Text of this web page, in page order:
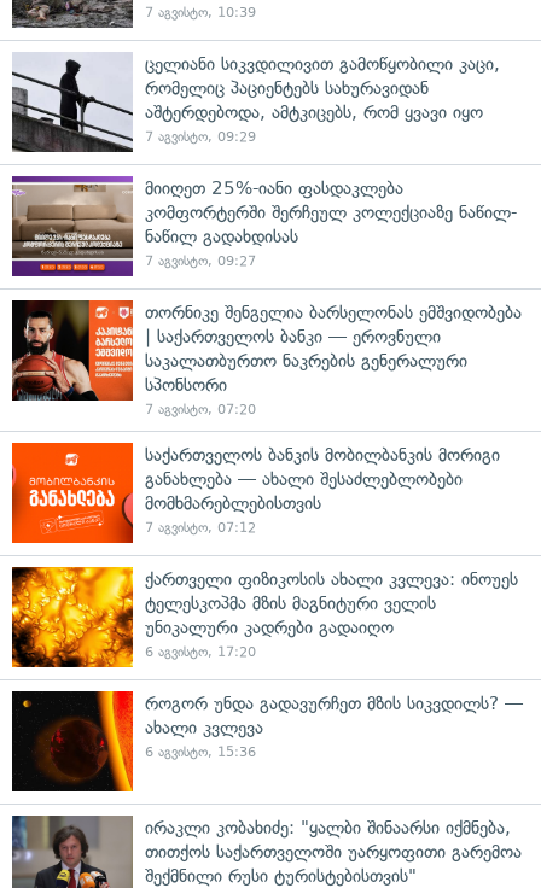
7 აგვისტო, 10:39
ცელიანი სიკვდილივით გამოწყობილი კაცი,
რომელიც პაციენტებს სახურავიდან
აშტერდებოდა, ამტკიცებს, რომ ყვავი იყო
7 აგვისტო, 09:29
მიიღეთ 25%-იანი ფასდაკლება
კომფორტერში შერჩეულ კოლექციაზე ნაწილ-
ნაწილ გადახდისას
7 აგვისტო, 09:27
თორნიკე შენგელია ბარსელონას ემშვიდობება
| საქართველოს ბანკი — ეროვნული
საკალათბურთო ნაკრების გენერალური
სპონსორი
7 აგვისტო, 07:20
საქართველოს ბანკის მობილბანკის მორიგი
განახლება — ახალი შესაძლებლობები
მომხმარებლებისთვის
7 აგვისტო, 07:12
ქართველი ფიზიკოსის ახალი კვლევა: ინოუეს
ტელესკოპმა მზის მაგნიტური ველის
უნიკალური კადრები გადაიღო
6 აგვისტო, 17:20
როგორ უნდა გადავურჩეთ მზის სიკვდილს? —
ახალი კვლევა
6 აგვისტო, 15:36
ირაკლი კობახიძე: "ყალბი შინაარსი იქმნება,
თითქოს საქართველოში უარყოფითი გარემოა
შექმნილი რუსი ტურისტებისთვის"